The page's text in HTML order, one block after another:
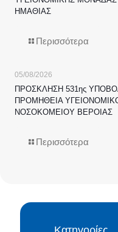
ΗΜΑΘΙΑΣ
Περισσότερα
05/08/2026
ΠΡΟΣΚΛΗΣΗ 531ης
ΠΡΟΜΗΘΕΙΑ
ΝΟΣΟΚΟΜΕΙΟΥ ΒΕΡΟΙΑΣ
Περισσότερα